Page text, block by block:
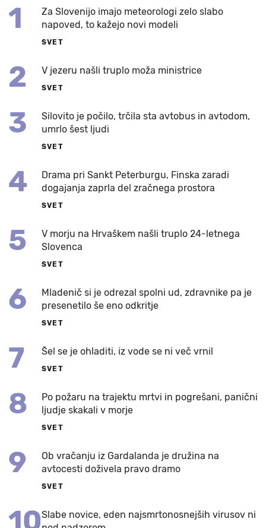
1
Za Slovenijo imajo meteorologi zelo slabo
napoved, to kažejo novi modeli
SVET
2 V jezeru našli truplo moža ministrice
SVET
3
Silovito je počilo, trčila sta avtobus in avtodom,
umrlo šest ljudi
SVET
4
Drama pri Sankt Peterburgu, Finska zaradi
dogajanja zaprla del zračnega prostora
SVET
5
V morju na Hrvaškem našli truplo 24-letnega
Slovenca
SVET
6
Mladenič si je odrezal spolni ud, zdravnike pa je
presenetilo še eno odkritje
SVET
7 Šel se je ohladiti, iz vode se ni več vrnil
SVET
8
Po požaru na trajektu mrtvi in pogrešani, panični
ljudje skakali v morje
SVET
9
Ob vračanju iz Gardalanda je družina na
avtocesti doživela pravo dramo
SVET
10Slabe novice, eden najsmrtonosnejših virusov ni